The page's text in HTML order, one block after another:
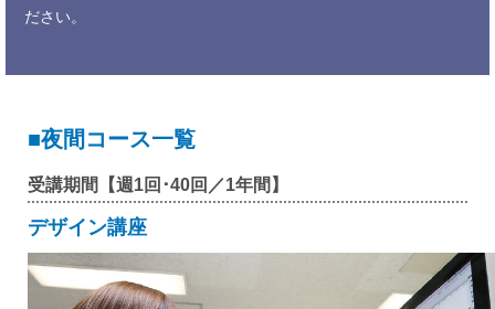
ださい。
夜間コース一覧
受講期間【週1回･40回／1年間】
デザイン講座